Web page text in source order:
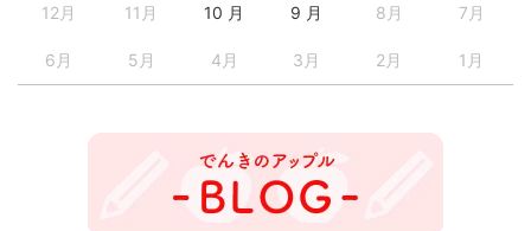
12月 11月 10 月 9 月 8月 7月
6月 5月 4月 3月 2月 1月